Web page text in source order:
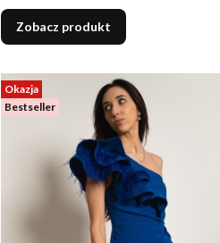
Zobacz produkt
Okazja
Bestseller